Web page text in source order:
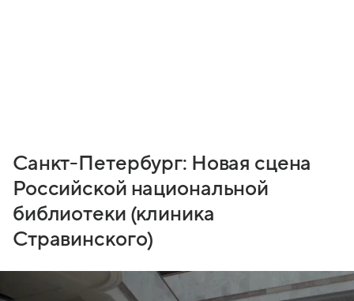
Санкт-Петербург: Новая сцена
Российской национальной
библиотеки (клиника
Стравинского)